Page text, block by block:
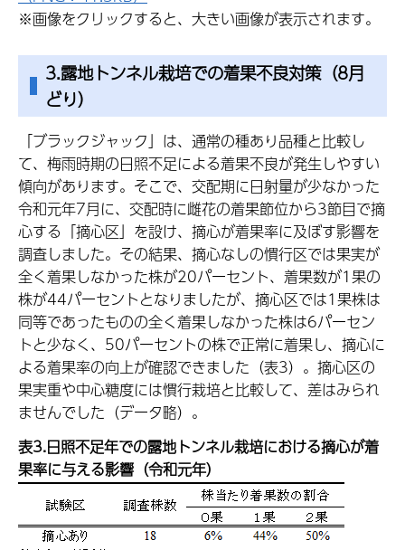
※画像をクリックすると、大きい画像が表示されます。
3.露地トンネル栽培での着果不良対策（8月
どり）
「ブラックジャック」は、通常の種あり品種と比較し
て、梅雨時期の日照不足による着果不良が発生しやすい
傾向があります。そこで、交配期に日射量が少なかった
令和元年7月に、交配時に雌花の着果節位から3節目で摘
心する「摘心区」を設け、摘心が着果率に及ぼす影響を
調査しました。その結果、摘心なしの慣行区では果実が
全く着果しなかった株が20パーセント、着果数が1果の
株が44パーセントとなりましたが、摘心区では1果株は
同等であったものの全く着果しなかった株は6パーセン
トと少なく、50パーセントの株で正常に着果し、摘心に
よる着果率の向上が確認できました（表3）。摘心区の
果実重や中心糖度には慣行栽培と比較して、差はみられ
ませんでした（データ略）。
表3.日照不足年での露地トンネル栽培における摘心が着
果率に与える影響（令和元年）